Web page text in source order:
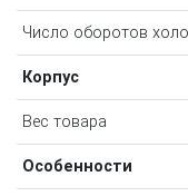
Число оборотов
Корпус
Вес товара
Особенности